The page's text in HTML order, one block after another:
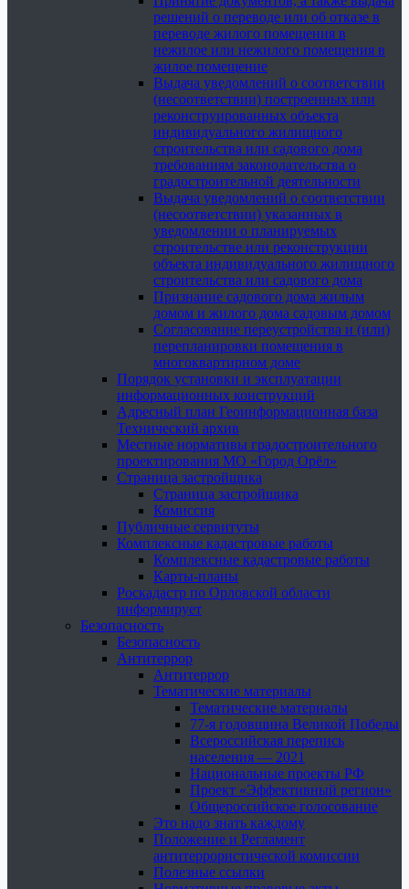
решений о переводе или об отказе в
переводе жилого помещения в
нежилое или нежилого помещения в
жилое помещение
Выдача уведомлений о соответствии
(несоответствии) построенных или
реконструированных объекта
индивидуального жилищного
строительства или садового дома
требованиям законодательства о
градостроительной деятельности
Выдача уведомлений о соответствии
(несоответствии) указанных в
уведомлении о планируемых
строительстве или реконструкции
объекта индивидуального жилищного
строительства или садового дома
Признание садового дома жилым
домом и жилого дома садовым домом
Согласование переустройства и (или)
перепланировки помещения в
многоквартирном доме
Порядок установки и эксплуатации
информационных конструкций
Адресный план Геоинформационная база
Технический архив
Местные нормативы градостроительного
проектирования МО «Город Орёл»
Страница застройщика
Страница застройщика
Комиссия
Публичные сервитуты
Комплексные кадастровые работы
Комплексные кадастровые работы
Карты-планы
Роскадастр по Орловской области
информирует
Безопасность
Безопасность
Антитеррор
Антитеррор
Тематические материалы
Тематические материалы
77-я годовщина Великой Победы
Всероссийская перепись
населения — 2021
Национальные проекты РФ
Проект «Эффективный регион»
Общероссийское голосование
Это надо знать каждому
Положение и Регламент
антитеррористической комиссии
Полезные ссылки